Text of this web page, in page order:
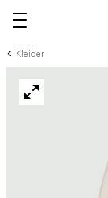
Kleider